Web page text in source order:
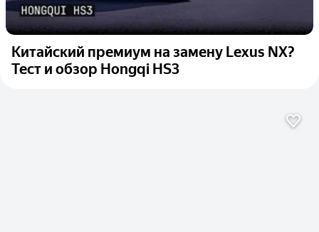
Китайский премиум на замену Lexus NX?
Тест и обзор Hongqi HS3